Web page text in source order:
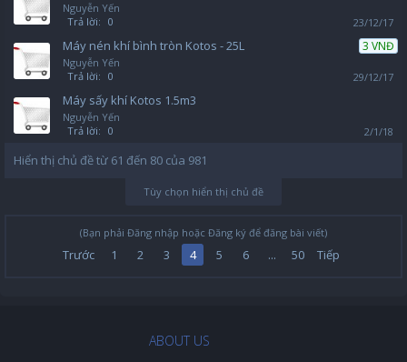
Nguyễn Yến
Trả lời: 0 23/12/17
3 VNĐ
Máy nén khí bình tròn Kotos - 25L
Nguyễn Yến
Trả lời: 0 29/12/17
Máy sấy khí Kotos 1.5m3
Nguyễn Yến
Trả lời: 0 2/1/18
Hiển thị chủ đề từ 61 đến 80 của 981
Tùy chọn hiển thị chủ đề
(Bạn phải Đăng nhập hoặc Đăng ký để đăng bài viết)
Trước 1 2 3 4 5 6 ... 50 Tiếp
ABOUT US